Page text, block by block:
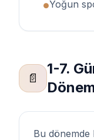
●Yoğun
📄
1-7.
Bu dönemde